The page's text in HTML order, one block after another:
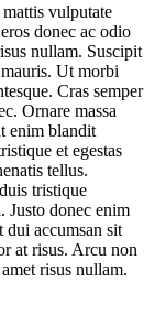
vulputate
donec ac odio
nullam. Suscipit
Ut morbi
Cras semper
Ornare massa
enim blandit
et egestas
tellus.
tristique
Justo donec enim
dui accumsan sit
at risus. Arcu non
risus nullam.